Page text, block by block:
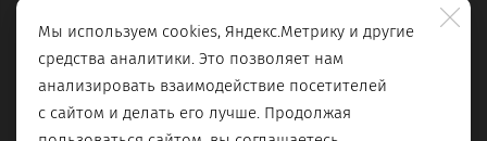
Оставить обращение Официальная почта:
vorkteatrdr@mail.ru
Мы используем cookies, Яндекс.Метрику и другие
средства аналитики. Это позволяет нам
анализировать взаимодействие посетителей
с сайтом и делать его лучше. Продолжая